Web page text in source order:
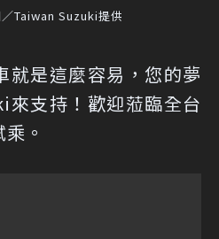
Taiwan Suzuki提供
就是這麼容易，您的夢
支持！歡迎蒞臨全台
。